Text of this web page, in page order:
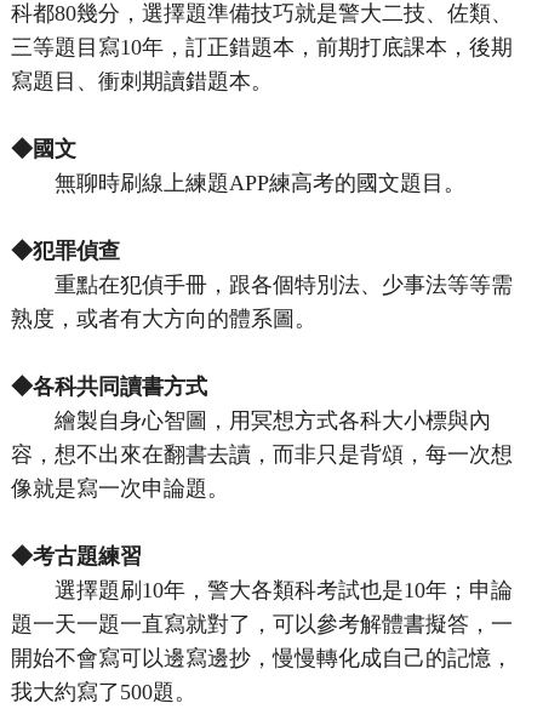
科都80幾分，選擇題準備技巧就是警大二技、佐類、
三等題目寫10年，訂正錯題本，前期打底課本，後期
寫題目、衝刺期讀錯題本。
◆國文
無聊時刷線上練題APP練高考的國文題目。
◆犯罪偵查
重點在犯偵手冊，跟各個特別法、少事法等等需
熟度，或者有大方向的體系圖。
◆各科共同讀書方式
繪製自身心智圖，用冥想方式各科大小標與內
容，想不出來在翻書去讀，而非只是背頌，每一次想
像就是寫一次申論題。
◆考古題練習
選擇題刷10年，警大各類科考試也是10年；申論
題一天一題一直寫就對了，可以參考解體書擬答，一
開始不會寫可以邊寫邊抄，慢慢轉化成自己的記憶，
我大約寫了500題。